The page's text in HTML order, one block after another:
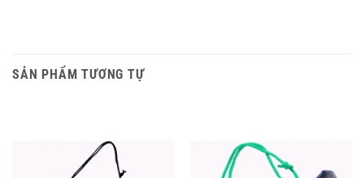
SẢN PHẨM TƯƠNG TỰ